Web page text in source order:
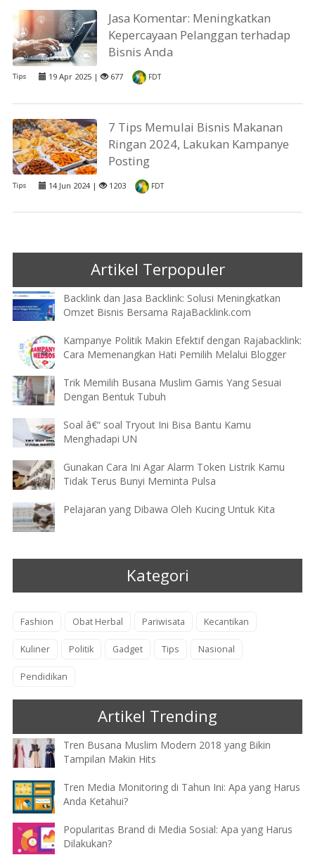
Jasa Komentar: Meningkatkan
Kepercayaan Pelanggan terhadap
Bisnis Anda
Tips 19 Apr 2025 | 677 FDT
7 Tips Memulai Bisnis Makanan
Ringan 2024, Lakukan Kampanye
Posting
Tips 14 Jun 2024 | 1203 FDT
Artikel Terpopuler
Backlink dan Jasa Backlink: Solusi Meningkatkan
Omzet Bisnis Bersama RajaBacklink.com
Kampanye Politik Makin Efektif dengan Rajabacklink:
Cara Memenangkan Hati Pemilih Melalui Blogger
Trik Memilih Busana Muslim Gamis Yang Sesuai
Dengan Bentuk Tubuh
Soal â€“ soal Tryout Ini Bisa Bantu Kamu
Menghadapi UN
Gunakan Cara Ini Agar Alarm Token Listrik Kamu
Tidak Terus Bunyi Meminta Pulsa
Pelajaran yang Dibawa Oleh Kucing Untuk Kita
Kategori
Fashion Obat Herbal Pariwisata Kecantikan
Kuliner Politik Gadget Tips Nasional
Pendidikan
Artikel Trending
Tren Busana Muslim Modern 2018 yang Bikin
Tampilan Makin Hits
Tren Media Monitoring di Tahun Ini: Apa yang Harus
Anda Ketahui?
Popularitas Brand di Media Sosial: Apa yang Harus
Dilakukan?